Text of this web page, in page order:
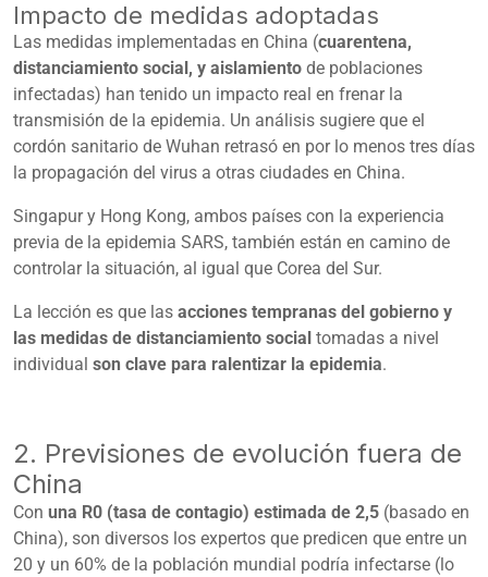
Impacto de medidas adoptadas
Las medidas implementadas en China (cuarentena,
distanciamiento social, y aislamiento de poblaciones
infectadas) han tenido un impacto real en frenar la
transmisión de la epidemia. Un análisis sugiere que el
cordón sanitario de Wuhan retrasó en por lo menos tres días
la propagación del virus a otras ciudades en China.
Singapur y Hong Kong, ambos países con la experiencia
previa de la epidemia SARS, también están en camino de
controlar la situación, al igual que Corea del Sur.
La lección es que las acciones tempranas del gobierno y
las medidas de distanciamiento social tomadas a nivel
individual son clave para ralentizar la epidemia.
2. Previsiones de evolución fuera de
China
Con una R0 (tasa de contagio) estimada de 2,5 (basado en
China), son diversos los expertos que predicen que entre un
20 y un 60% de la población mundial podría infectarse (lo